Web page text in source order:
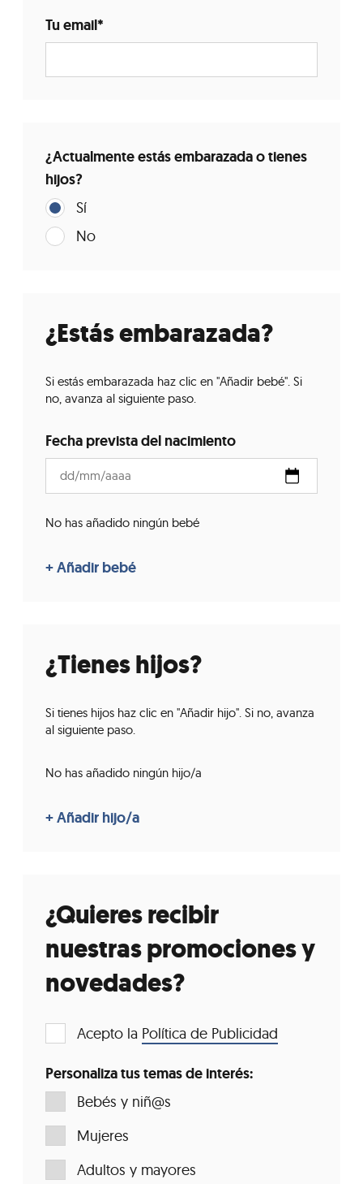
Tu email*
¿Actualmente estás embarazada o tienes
hijos?
Sí
No
¿Estás embarazada?
Si estás embarazada haz clic en "Añadir bebé". Si
no, avanza al siguiente paso.
Fecha prevista del nacimiento
No has añadido ningún bebé
¿Tienes hijos?
Si tienes hijos haz clic en "Añadir hijo". Si no, avanza
al siguiente paso.
No has añadido ningún hijo/a
¿Quieres recibir
nuestras promociones y
novedades?
Acepto la Política de Publicidad
Personaliza tus temas de interés:
Bebés y niñ@s
Mujeres
Adultos y mayores